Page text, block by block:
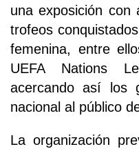
una exposición con
trofeos
femenina, entre
UEFA Nations
acercando así los
nacional al público
La organización